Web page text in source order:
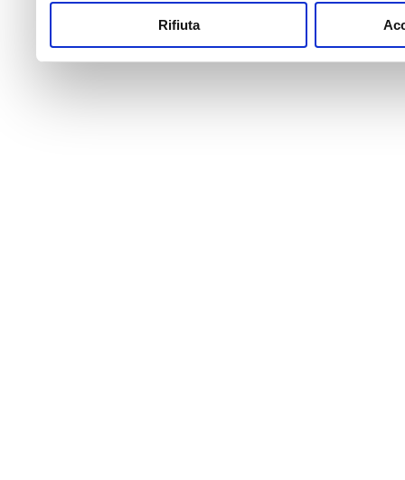
sul tasto "Accetta tutti".
profilazione può negare
Rifiuta